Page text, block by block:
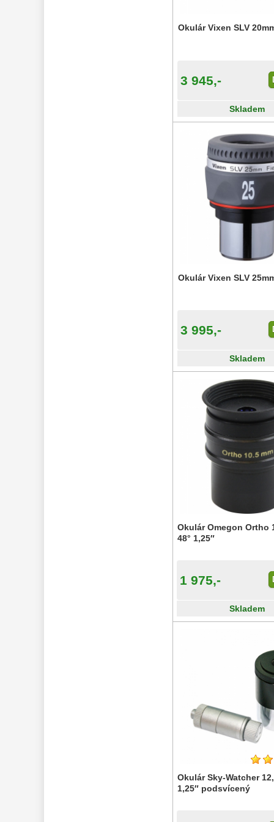
Okulár Vixen SLV
3 945,-
Skladem
Okulár Vixen SLV
3 995,-
Skladem
Okulár Omegon Ortho
48° 1,25″
1 975,-
Skladem
Okulár Sky-Watcher
1,25″ podsvícený